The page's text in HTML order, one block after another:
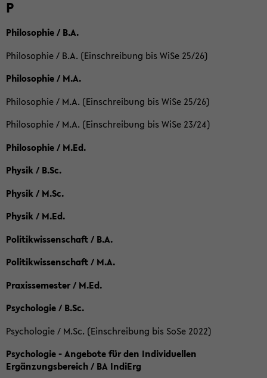
P
Philosophie / B.A.
Philosophie / B.A. (Einschreibung bis WiSe 25/26)
Philosophie / M.A.
Philosophie / M.A. (Einschreibung bis WiSe 25/26)
Philosophie / M.A. (Einschreibung bis WiSe 23/24)
Philosophie / M.Ed.
Physik / B.Sc.
Physik / M.Sc.
Physik / M.Ed.
Politikwissenschaft / B.A.
Politikwissenschaft / M.A.
Praxissemester / M.Ed.
Psychologie / B.Sc.
Psychologie / M.Sc. (Einschreibung bis SoSe 2022)
Psychologie - Angebote für den Individuellen
Ergänzungsbereich / BA IndiErg